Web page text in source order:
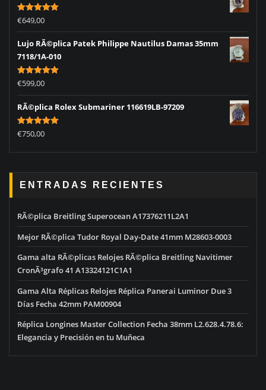
Rated5.00
out of 5
€649,00
Lujo RÃ©plica Patek Philippe Nautilus Damas 35mm
7118/1A-010
Rated5.00
out of 5
€599,00
RÃ©plica Rolex Submariner 116619LB-97209
Rated5.00
out of 5
€750,00
ENTRADAS RECIENTES
RÃ©plica Breitling Superocean A17376211L2A1
Mejor RÃ©plica Tudor Royal Day-Date 41mm M28603-0003
Gama alta RÃ©plicas Relojes RÃ©plica Breitling Navitimer
CronÃ³grafo 41 A13324121C1A1
Gama Alta Réplicas Relojes Réplica Panerai Luminor Due 3
Días Fecha 42mm PAM00904
Réplica Longines Master Collection Fecha 38mm L2.628.4.78.6:
Elegancia y Precisión en tu Muñeca